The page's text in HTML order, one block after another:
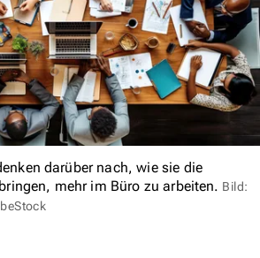
darüber nach, wie sie die
mehr im Büro zu arbeiten. Bild: